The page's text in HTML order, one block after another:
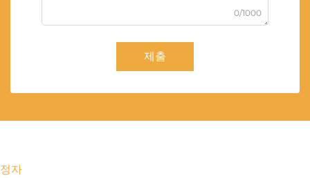
0/1000
제출
정자